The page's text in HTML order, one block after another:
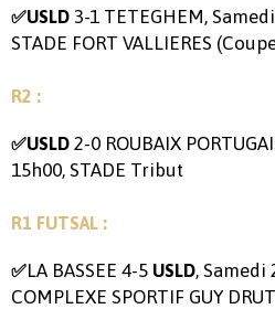
✅USLD 3-1 TETEGHEM,
STADE FORT VALLIERES
R2 :
✅USLD 2-0 ROUBAIX
15h00, STADE Tribut
R1 FUTSAL :
✅LA BASSEE 4-5 USLD, Samedi
COMPLEXE SPORTIF GUY DRUT